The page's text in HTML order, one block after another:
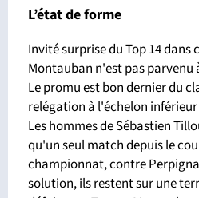
L’état de forme
Invité surprise du Top 14 dans
Montauban n'est pas parvenu
Le promu est bon dernier du
relégation à l'échelon
Les hommes de Sébastien
qu'un seul match depuis le
championnat, contre
solution, ils restent sur une